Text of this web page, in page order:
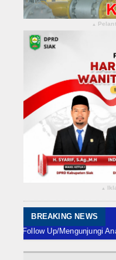
Kampar
Rokan Hulu
Bengkalis
Meranti
Indragiri Hulu
Kuansing
Siak
▴
▴
BREAKING NEWS
Up/Mengunjungi Anak